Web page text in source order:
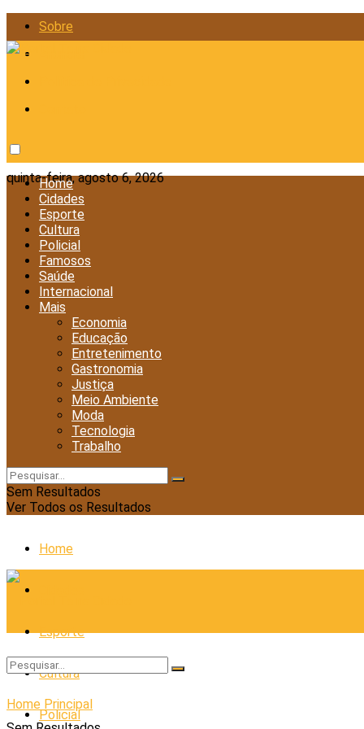
Sobre
quinta-feira, agosto 6, 2026
Home
Cidades
Esporte
Cultura
Policial
Famosos
Saúde
Internacional
Mais
Economia
Educação
Entretenimento
Gastronomia
Justiça
Meio Ambiente
Moda
Tecnologia
Trabalho
Sem Resultados
Ver Todos os Resultados
Home
Esporte
Cultura
Policial
Home Principal